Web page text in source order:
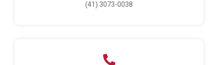
(41) 3073-0038